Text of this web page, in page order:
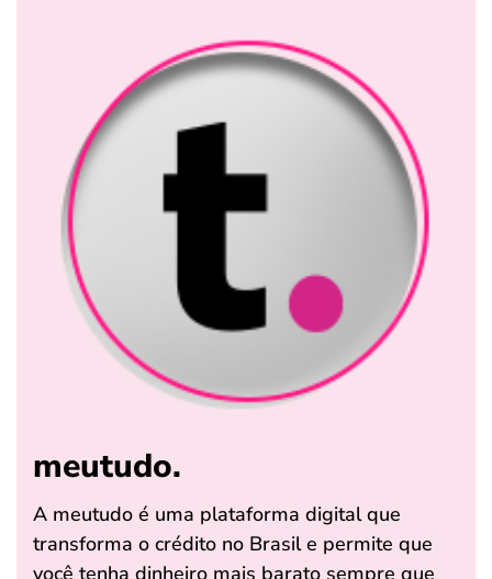
meutudo.
A meutudo é uma plataforma digital que
transforma o crédito no Brasil e permite que
você tenha dinheiro mais barato sempre que